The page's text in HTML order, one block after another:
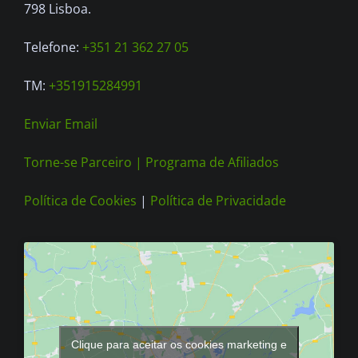
product
798 Lisboa.
Telefone: +351 21 362 27 05
TM: +351915284991
Enviar Email
Torne-se Parceiro | Programa de Afiliados
Política de Cookies | Política de Privacidade
Clique para aceitar os cookies marketing e